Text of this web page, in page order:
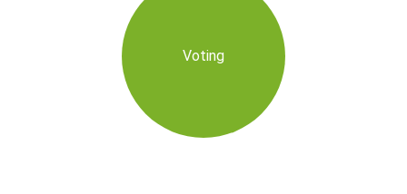
Voting